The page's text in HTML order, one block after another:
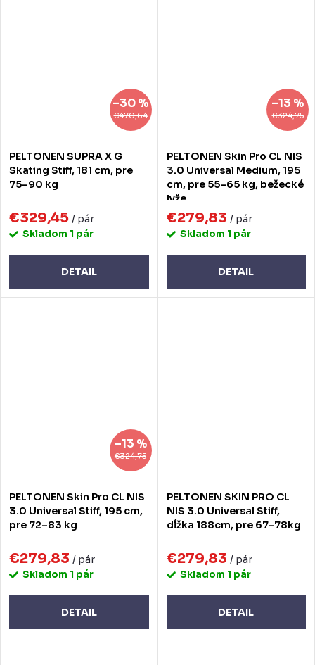
€470,64
–30 %
PELTONEN SUPRA X G
Skating Stiff, 181 cm, pre
75–90 kg
€329,45 / pár
Skladom 1 pár
DETAIL
€324,75
–13 %
PELTONEN Skin Pro CL NIS
3.0 Universal Medium, 195
cm, pre 55–65 kg, bežecké
lyže
€279,83 / pár
Skladom 1 pár
DETAIL
€324,75
–13 %
PELTONEN Skin Pro CL NIS
3.0 Universal Stiff, 195 cm,
pre 72–83 kg
€279,83 / pár
Skladom 1 pár
DETAIL
PELTONEN SKIN PRO CL
NIS 3.0 Universal Stiff,
dĺžka 188cm, pre 67-78kg
€279,83 / pár
Skladom 1 pár
DETAIL